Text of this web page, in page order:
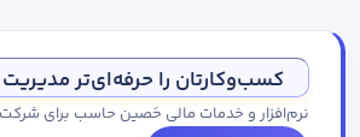
کسب‌وکارتان را حرفه‌ای‌تر
نرم‌افزار و خدمات مالی حَصین حاسب برای